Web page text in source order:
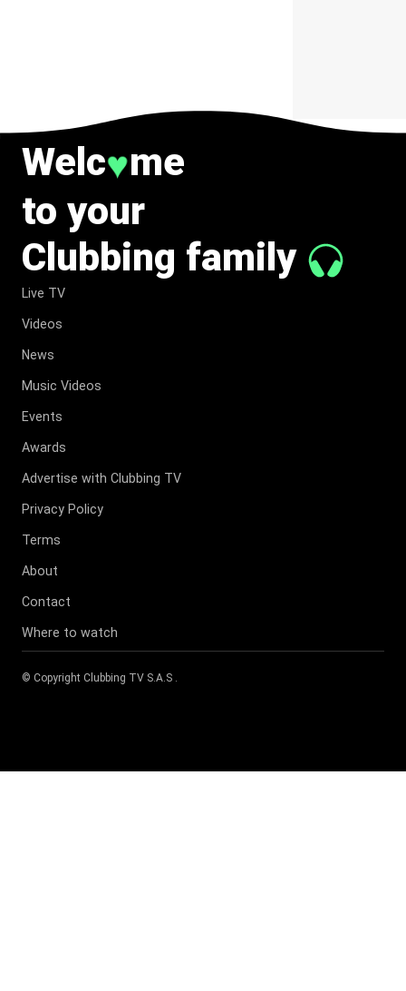
Welc♥me
to your
Clubbing family
Live TV
Videos
News
Music Videos
Events
Awards
Advertise with Clubbing TV
Privacy Policy
Terms
About
Contact
Where to watch
© Copyright Clubbing TV S.A.S .